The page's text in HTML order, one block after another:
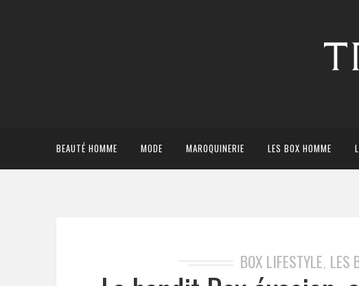
BEAUTÉ HOMME MODE MAROQUINERIE LES BOX HOMME
BOX LIFESTYLE, LES